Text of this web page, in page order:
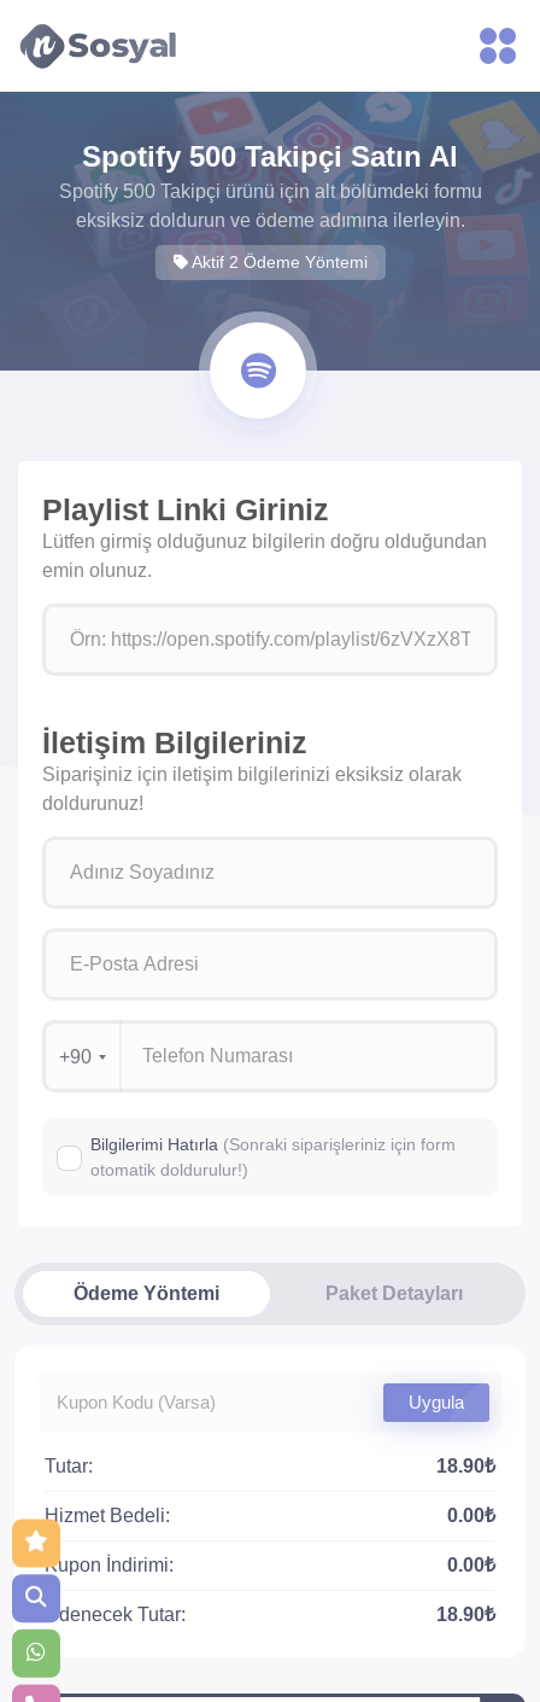
zenededeneme
vonbonusu
Spotify 500 Takipçi Satın Al
Spotify 500 Takipçi ürünü için alt bölümdeki formu
eksiksiz doldurun ve ödeme adımına ilerleyin.
Aktif 2 Ödeme Yöntemi
Playlist Linki Giriniz
Lütfen girmiş olduğunuz bilgilerin doğru olduğundan
emin olunuz.
İletişim Bilgileriniz
Siparişiniz için iletişim bilgilerinizi eksiksiz olarak
doldurunuz!
+90
Bilgilerimi Hatırla (Sonraki siparişleriniz için form
otomatik doldurulur!)
Ödeme Yöntemi Paket Detayları
Uygula
Tutar: 18.90₺
Hizmet Bedeli: 0.00₺
Kupon İndirimi: 0.00₺
Ödenecek Tutar: 18.90₺